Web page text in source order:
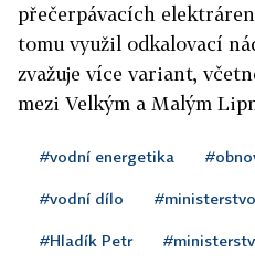
přečerpávacích
tomu využil odkalovací
zvažuje více variant,
mezi Velkým a Malým
#vodní energetika
#vodní dílo
#Hladík Petr